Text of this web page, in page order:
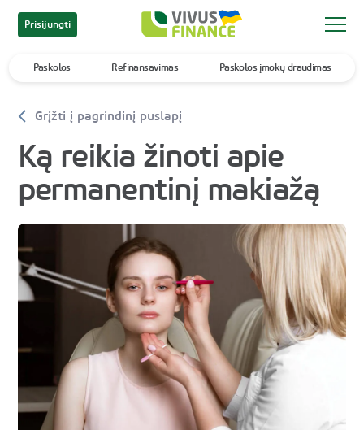
Prisijungti
Paskolos Refinansavimas Paskolos įmokų draudimas
Grįžti į pagrindinį puslapį
Ką reikia žinoti apie
permanentinį makiažą